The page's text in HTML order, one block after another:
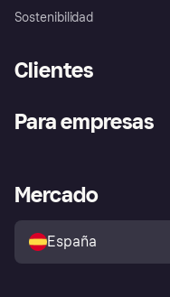
Sostenibilidad
Clientes
Inicio de sesión
Directorio de tiendas
Política de protección al
comprador de Klarna
Reclamaciones
Para empresas
Acceso empresas
Mercado
España